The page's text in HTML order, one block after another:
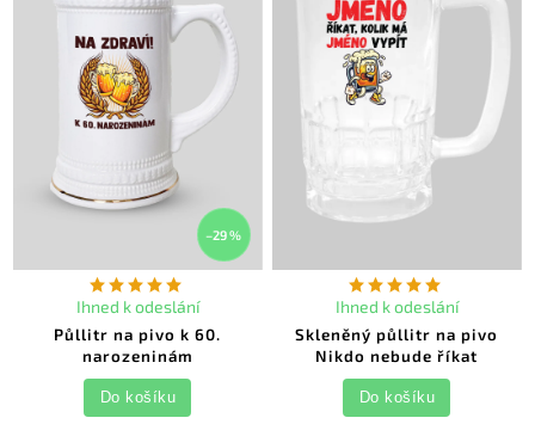
–29 %
Půllitr na pivo k 60.
narozeninám
Ihned k odeslání
Do košíku
Skleněný půllitr na pivo
Nikdo nebude říkat
Ihned k odeslání
Do košíku